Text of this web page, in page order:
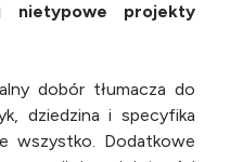
nietypowe projekty
dobór tłumacza do
dziedzina i specyfika
wszystko. Dodatkowe